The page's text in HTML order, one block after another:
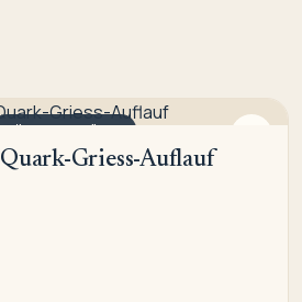
SÜSSE AUFLÄUFE
Quark-Griess-Auflauf